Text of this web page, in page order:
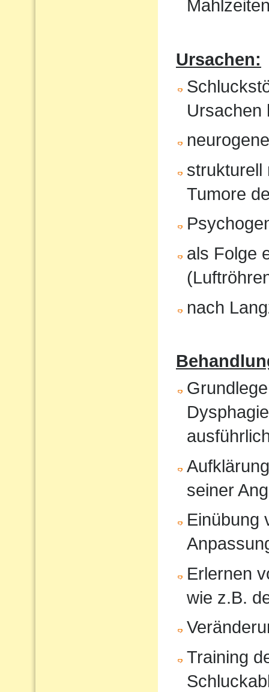
Ursachen:
Ursachen
strukturell
Tumore
als Folge
nach
seiner
Einübung
Erlernen
wie z.B.
Training